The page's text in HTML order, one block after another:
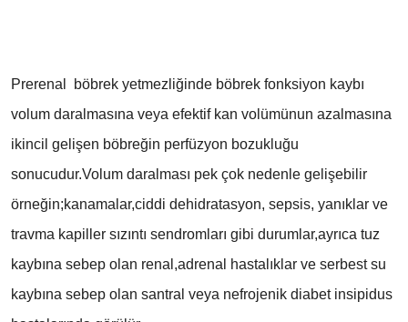
Prerenal böbrek yetmezliğinde böbrek fonksiyon kaybı
volum daralmasına veya efektif kan volümünun azalmasına
ikincil gelişen böbreğin perfüzyon bozukluğu
sonucudur.Volum daralması pek çok nedenle gelişebilir
örneğin;kanamalar,ciddi dehidratasyon, sepsis, yanıklar ve
travma kapiller sızıntı sendromları gibi durumlar,ayrıca tuz
kaybına sebep olan renal,adrenal hastalıklar ve serbest su
kaybına sebep olan santral veya nefrojenik diabet insipidus